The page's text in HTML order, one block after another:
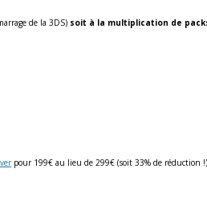
de la 3DS) soit à la multiplication de
pour 199€ au lieu de 299€ (soit 33% de réduction